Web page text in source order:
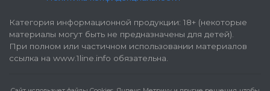
Категория информационной продукции: 18+ (некоторые
материалы могут быть не предназначены для детей).
При полном или частичном использовании материалов
ссылка на www.1line.info обязательна.